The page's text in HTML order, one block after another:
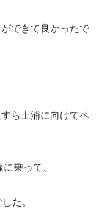
できて良かったで
ら土浦に向けてペ
乗って、
た。